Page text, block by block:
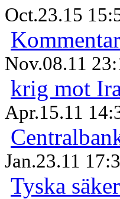
Oct.23.15
Nov.08.11
krig mot
Apr.15.11
Jan.23.11
Tyska